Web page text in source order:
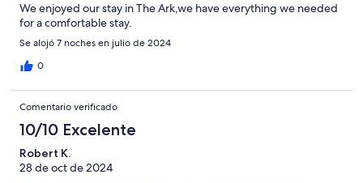
We enjoyed our stay in The Ark,we have everything we needed
for a comfortable stay.
Se alojó 7 noches en julio de 2024
0
Comentario verificado
10/10 Excelente
Robert K.
28 de oct de 2024